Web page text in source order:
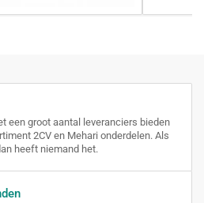
een groot aantal leveranciers bieden
2CV en Mehari onderdelen. Als
heeft niemand het.